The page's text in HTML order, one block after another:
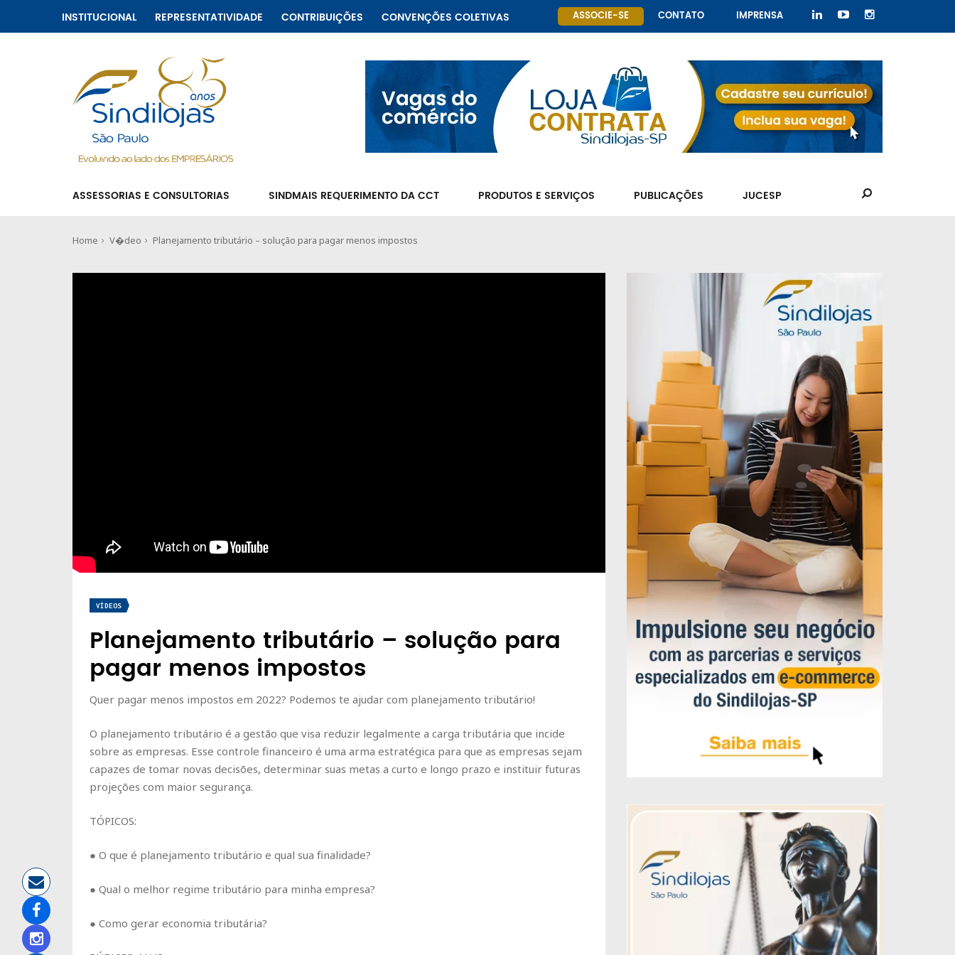
INSTITUCIONAL REPRESENTATIVIDADE CONTRIBUIÇÕES CONVENÇÕES COLETIVAS ASSOCIE-SE CONTATO IMPRENSA
ASSESSORIAS E CONSULTORIAS SINDMAIS REQUERIMENTO DA CCT PRODUTOS E SERVIÇOS PUBLICAÇÕES JUCESP
Home V�deo Planejamento tributário – solução para pagar menos impostos
VÍDEOS
Planejamento tributário – solução para
pagar menos impostos
Quer pagar menos impostos em 2022? Podemos te ajudar com planejamento tributário!
O planejamento tributário é a gestão que visa reduzir legalmente a carga tributária que incide
sobre as empresas. Esse controle financeiro é uma arma estratégica para que as empresas sejam
capazes de tomar novas decisões, determinar suas metas a curto e longo prazo e instituir futuras
projeções com maior segurança.
TÓPICOS:
● O que é planejamento tributário e qual sua finalidade?
● Qual o melhor regime tributário para minha empresa?
● Como gerar economia tributária?